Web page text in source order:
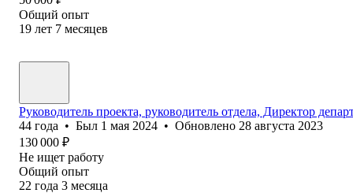
Общий опыт
19 лет 7 месяцев
Руководитель проекта, руководитель отдела, Директор
44 года • Был 1 мая 2024 • Обновлено 28 августа 2023
130 000 ₽
Не ищет работу
Общий опыт
22 года 3 месяца